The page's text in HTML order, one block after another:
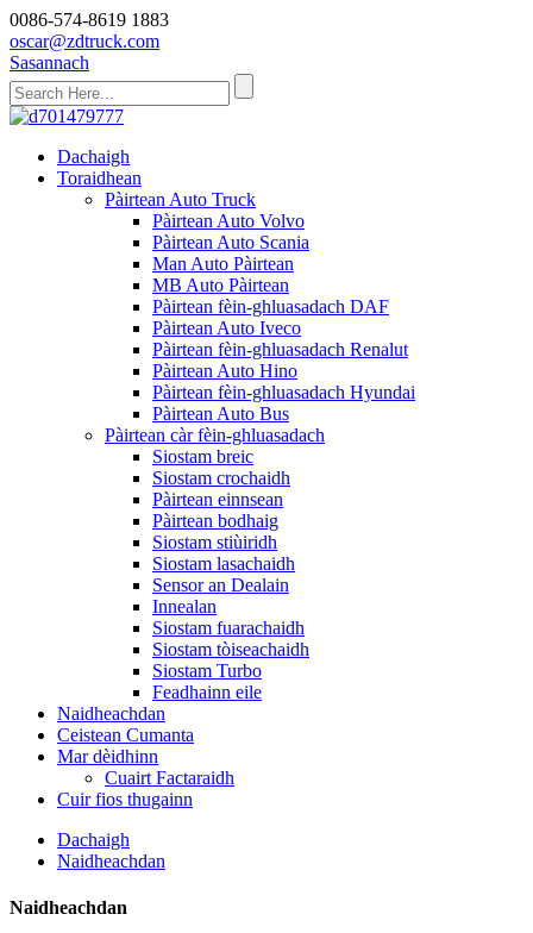
0086-574-8619 1883
oscar@zdtruck.com
Sasannach
Dachaigh
Toraidhean
Pàirtean Auto Truck
Pàirtean Auto Volvo
Pàirtean Auto Scania
Man Auto Pàirtean
MB Auto Pàirtean
Pàirtean fèin-ghluasadach DAF
Pàirtean Auto Iveco
Pàirtean fèin-ghluasadach Renalut
Pàirtean Auto Hino
Pàirtean fèin-ghluasadach Hyundai
Pàirtean Auto Bus
Pàirtean càr fèin-ghluasadach
Siostam breic
Siostam crochaidh
Pàirtean einnsean
Pàirtean bodhaig
Siostam stiùiridh
Siostam lasachaidh
Sensor an Dealain
Innealan
Siostam fuarachaidh
Siostam tòiseachaidh
Siostam Turbo
Feadhainn eile
Naidheachdan
Ceistean Cumanta
Mar dèidhinn
Cuairt Factaraidh
Cuir fios thugainn
Dachaigh
Naidheachdan
Naidheachdan